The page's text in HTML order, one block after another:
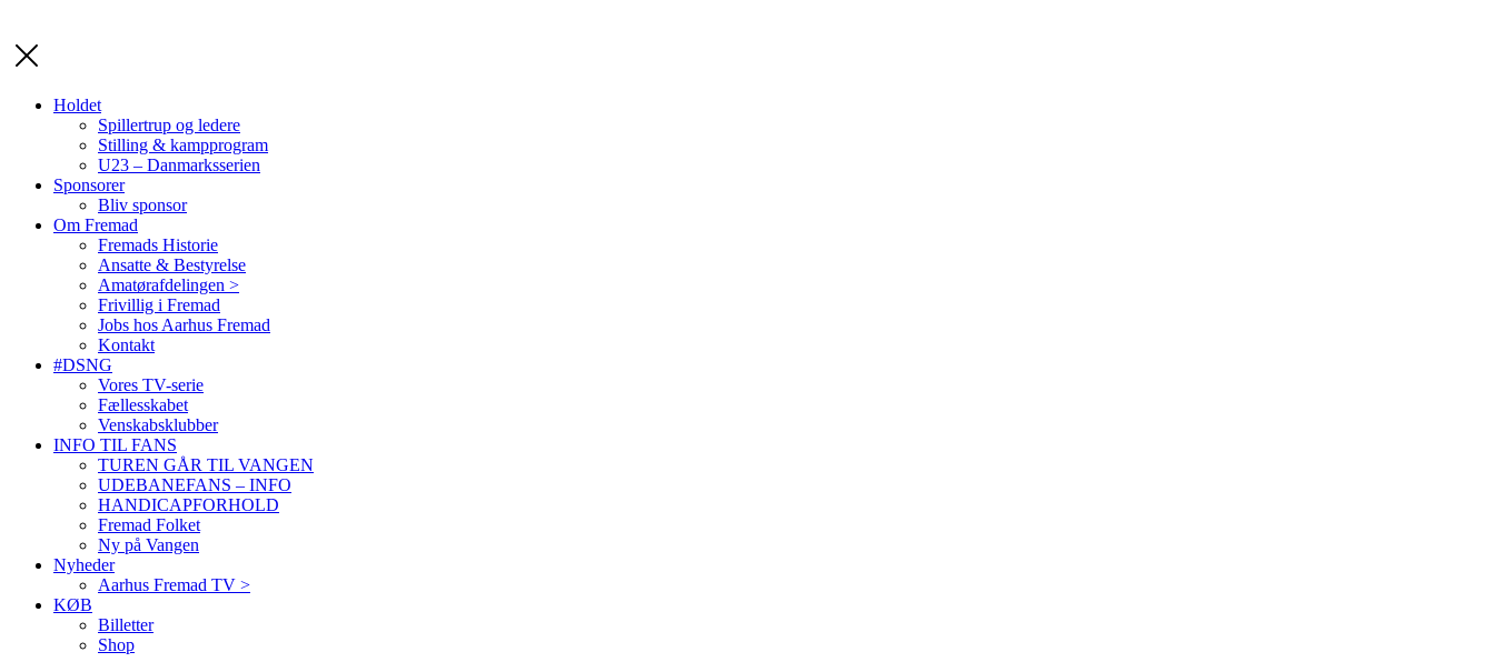
Holdet
Spillertrup og ledere
Stilling & kampprogram
U23 – Danmarksserien
Sponsorer
Bliv sponsor
Om Fremad
Fremads Historie
Ansatte & Bestyrelse
Amatørafdelingen >
Frivillig i Fremad
Jobs hos Aarhus Fremad
Kontakt
#DSNG
Vores TV-serie
Fællesskabet
Venskabsklubber
INFO TIL FANS
TUREN GÅR TIL VANGEN
UDEBANEFANS – INFO
HANDICAPFORHOLD
Fremad Folket
Ny på Vangen
Nyheder
Aarhus Fremad TV >
KØB
Billetter
Shop